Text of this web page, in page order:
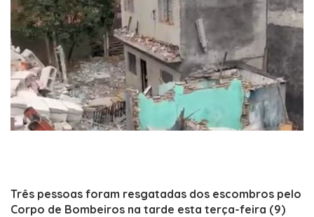
Três pessoas foram resgatadas dos escombros pelo
Corpo de Bombeiros na tarde esta terça-feira (9)